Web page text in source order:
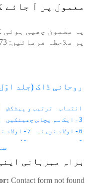
معمول پر آ جائے
یہ مضمون چھپی ہوئی
پر ملاحظہ فرمائیں: 73
روحانی ڈاک (جلد
انتساب ترتیب و پیشکش
3 - ایک سو پچاس چھینکیں
6 - اولاد نرینہ
7 - اولاد نہیں ہوئی
9 - احساس کمتری
10 - استغناء اور کیلوریز
13 - ایب نارمل زندگی
14 - اجمیر شریف کی حاضری
16 - آنکھوں کے سامنے نقطے
براہِ مہربانی
Contact form not found.